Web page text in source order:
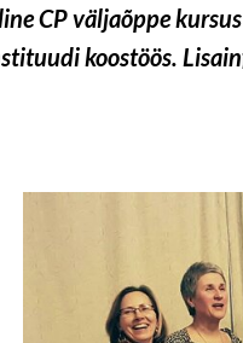
CP väljaõppe
koostöös.